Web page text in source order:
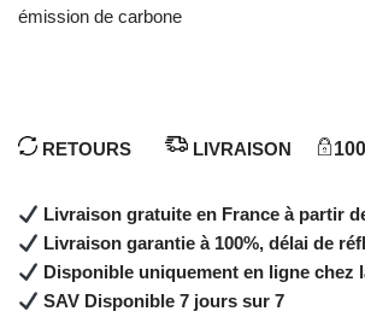
émission de carbone
RETOURS LIVRAISON
Livraison gratuite en France à partir
Livraison garantie à 100%, délai de
Disponible uniquement en ligne chez
SAV Disponible 7 jours sur 7